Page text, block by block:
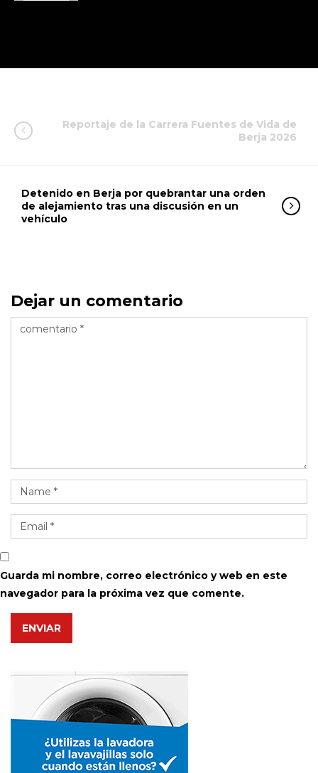
Reportaje de la Carrera Fuentes de Vida de
Berja 2026
Detenido en Berja por quebrantar una orden
de alejamiento tras una discusión en un
vehículo
Dejar un comentario
Guarda mi nombre, correo electrónico y web en este
navegador para la próxima vez que comente.
ENVIAR